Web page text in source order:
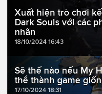
Xuất hiện trò chơi
Dark Souls với các
nhãn
18/10/2024 16:43
Sẽ thế nào nếu My
thể thành game
17/10/2024 18:31